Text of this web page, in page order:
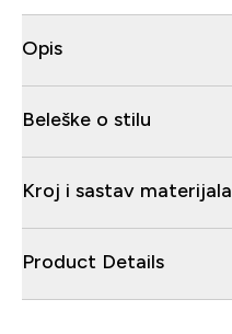
Opis
Beleške o stilu
Kroj i sastav materijala
Product Details